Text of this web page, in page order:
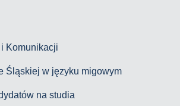
Komunikacji
Śląskiej w języku migowym
na studia